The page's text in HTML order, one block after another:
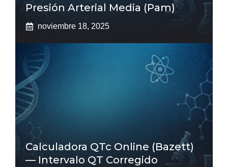
Presión Arterial Media (pam)
noviembre 18, 2025
Calculadora QTc Online (Bazett)
— Intervalo QT Corregido